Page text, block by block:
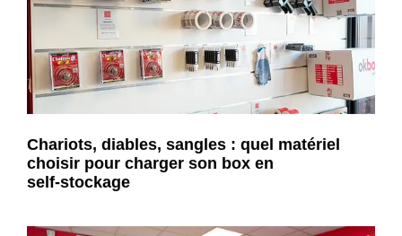
Chariots, diables, sangles : quel matériel
choisir pour charger son box en
self-stockage